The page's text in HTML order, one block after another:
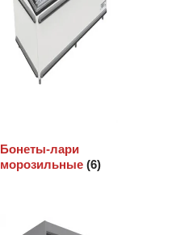
Бонеты-лари
морозильные(6)